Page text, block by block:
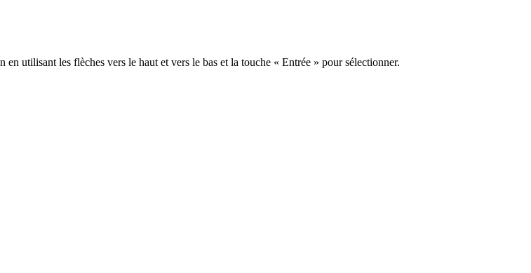
utilisant les flèches vers le haut et vers le bas et la touche « Entrée » pour sélectionner.